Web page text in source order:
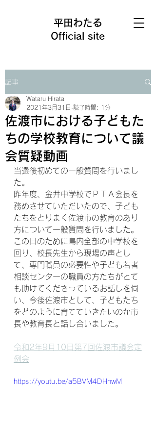
平田わたる
Official site
記事
佐渡市における子どもた
ちの学校教育について議
会質疑動画
Wataru Hirata
2021年3月31日 読了時間: 1分
当選後初めての一般質問を行いまし
た。
昨年度、金井中学校でＰＴＡ会長を
務めさせていただいたので、子ども
たちをとりまく佐渡市の教育のあり
方について一般質問を行いました。
この日のために島内全部の中学校を
回り、校長先生から現場の声とし
て、専門職員の必要性や子ども若者
相談センターの職員の方たちがとて
も助けてくださっているお話しを伺
い、今後佐渡市として、子どもたち
をどのように育てていきたいのか市
長や教育長と話し合いました。
令和2年9月10日第7回佐渡市議会定
例会
https://youtu.be/a5BVM4DHnwM